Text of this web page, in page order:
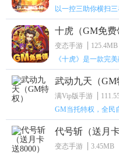
以一控三助你横扫三
十虎（GM免费
变态手游
125.4MB
《十虎》是一款完
武动九天（GM
满Vip版手游
GM当托特权，全民
代号斩（送月卡
变态手游
3.45MB